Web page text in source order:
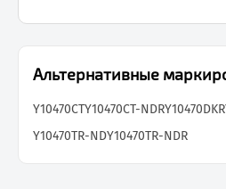
Альтернативные
Y10470CTY10470CT-NDRY10470DKR
Y10470TR-NDY10470TR-NDR